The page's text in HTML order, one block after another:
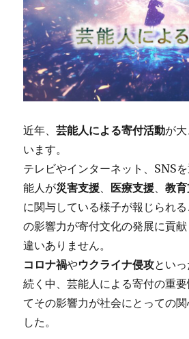
近年、芸能人による寄付活動が
います。
テレビやインターネット、SNS
能人が災害支援 医療支援 、教
に関与している様子が報じられ
の影響力が寄付文化の発展に貢
違いありません。
コロナ禍やウクライナ侵攻とい
続く中、芸能人による寄付の重
てその影響力が社会にとっての
した。